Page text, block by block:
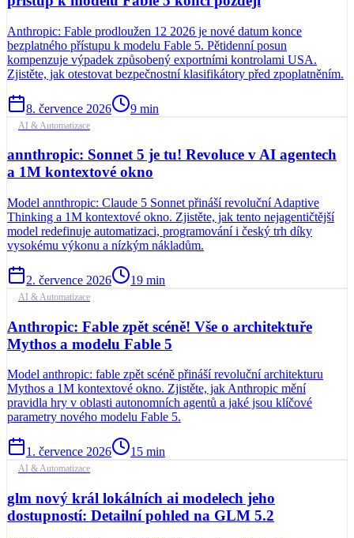
Anthropic: Fable prodloužen 12 2026 je nové datum konce
bezplatného přístupu k modelu Fable 5. Pětidenní posun
kompenzuje výpadek způsobený exportními kontrolami USA.
Zjistěte, jak otestovat bezpečnostní klasifikátory před zpoplatněním.
8. července 2026 9 min
AI & Automatizace
annthropic: Sonnet 5 je tu! Revoluce v AI agentech
a 1M kontextové okno
Model annthropic: Claude 5 Sonnet přináší revoluční Adaptive
Thinking a 1M kontextové okno. Zjistěte, jak tento nejagentičtější
model redefinuje automatizaci, programování i český trh díky
vysokému výkonu a nízkým nákladům.
2. července 2026 19 min
AI & Automatizace
Anthropic: Fable zpět scéně! Vše o architektuře
Mythos a modelu Fable 5
Model anthropic: fable zpět scéně přináší revoluční architekturu
Mythos a 1M kontextové okno. Zjistěte, jak Anthropic mění
pravidla hry v oblasti autonomních agentů a jaké jsou klíčové
parametry nového modelu Fable 5.
1. července 2026 15 min
AI & Automatizace
glm nový král lokálních ai modelech jeho
dostupností: Detailní pohled na GLM 5.2